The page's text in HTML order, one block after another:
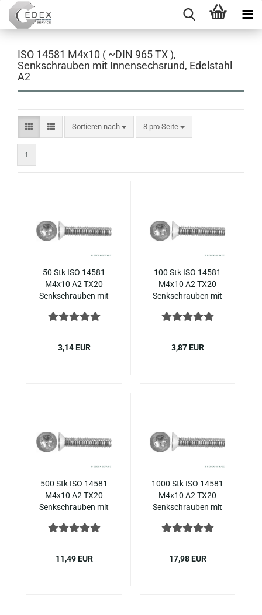
ISO 14581 M4x10 ( ~DIN 965 TX ),
Senkschrauben mit Innensechsrund, Edelstahl
A2
Sortieren nach
Sortieren nach 8 pro Seite
pro Seite
1
50 Stk ISO 14581
M4x10 A2 TX20
Senk­schrau­ben mit
Edel­stahl ( ~ DIN 965
3,14 EUR
100 Stk ISO 14581
M4x10 A2 TX20
Senk­schrau­ben mit
Edel­stahl ( ~ DIN 965
3,87 EUR
500 Stk ISO 14581
M4x10 A2 TX20
Senk­schrau­ben mit
Edel­stahl ( ~ DIN 965
11,49 EUR
1000 Stk ISO 14581
M4x10 A2 TX20
Senk­schrau­ben mit
Edel­stahl ( ~ DIN 965
17,98 EUR